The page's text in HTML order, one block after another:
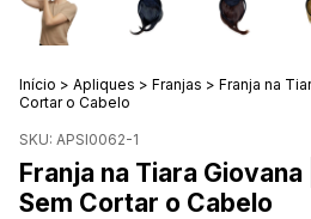
Início > Apliques > Franjas > Franja na
Cortar o Cabelo
SKU: APSI0062-1
Franja na Tiara
Sem Cortar o Cabelo